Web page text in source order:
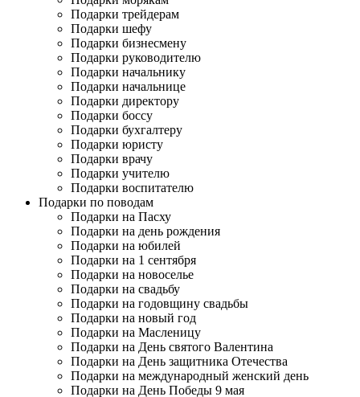
Подарки трейдерам
Подарки шефу
Подарки бизнесмену
Подарки руководителю
Подарки начальнику
Подарки начальнице
Подарки директору
Подарки боссу
Подарки бухгалтеру
Подарки юристу
Подарки врачу
Подарки учителю
Подарки воспитателю
Подарки по поводам
Подарки на Пасху
Подарки на день рождения
Подарки на юбилей
Подарки на 1 сентября
Подарки на новоселье
Подарки на свадьбу
Подарки на годовщину свадьбы
Подарки на новый год
Подарки на Масленицу
Подарки на День святого Валентина
Подарки на День защитника Отечества
Подарки на международный женский день
Подарки на День Победы 9 мая